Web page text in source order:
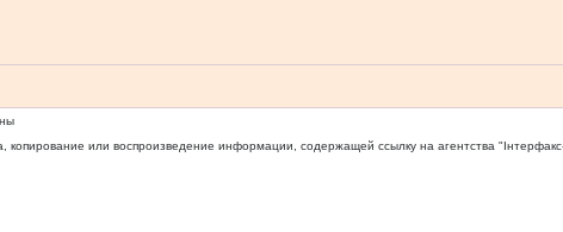
копирование или воспроизведение информации, содержащей ссылку на агентства